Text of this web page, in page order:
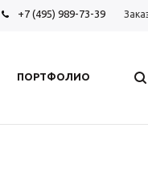
+7 (495) 989-73-39
ПОРТФОЛИО